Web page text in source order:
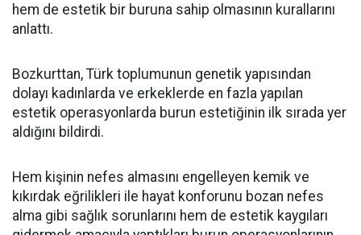
hem de estetik bir buruna sahip olmasının kurallarını
anlattı.
Bozkurttan, Türk toplumunun genetik yapısından
dolayı kadınlarda ve erkeklerde en fazla yapılan
estetik operasyonlarda burun estetiğinin ilk sırada yer
aldığını bildirdi.
Hem kişinin nefes almasını engelleyen kemik ve
kıkırdak eğrilikleri ile hayat konforunu bozan nefes
alma gibi sağlık sorunlarını hem de estetik kaygıları